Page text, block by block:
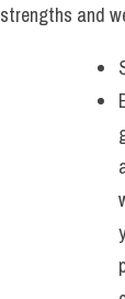
strengths and